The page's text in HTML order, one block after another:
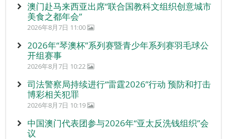
澳门赴马来西亚出席“联合国教科文组织创意城市
美食之都年会”
2026年8月7日 11:00
2026年“琴澳杯”系列赛暨青少年系列赛羽毛球公
开组赛事
2026年8月7日 10:22
司法警察局持续进行“雷霆2026”行动 预防和打击
博彩相关犯罪
2026年8月7日 10:19
中国澳门代表团参与2026年“亚太反洗钱组织”会
议